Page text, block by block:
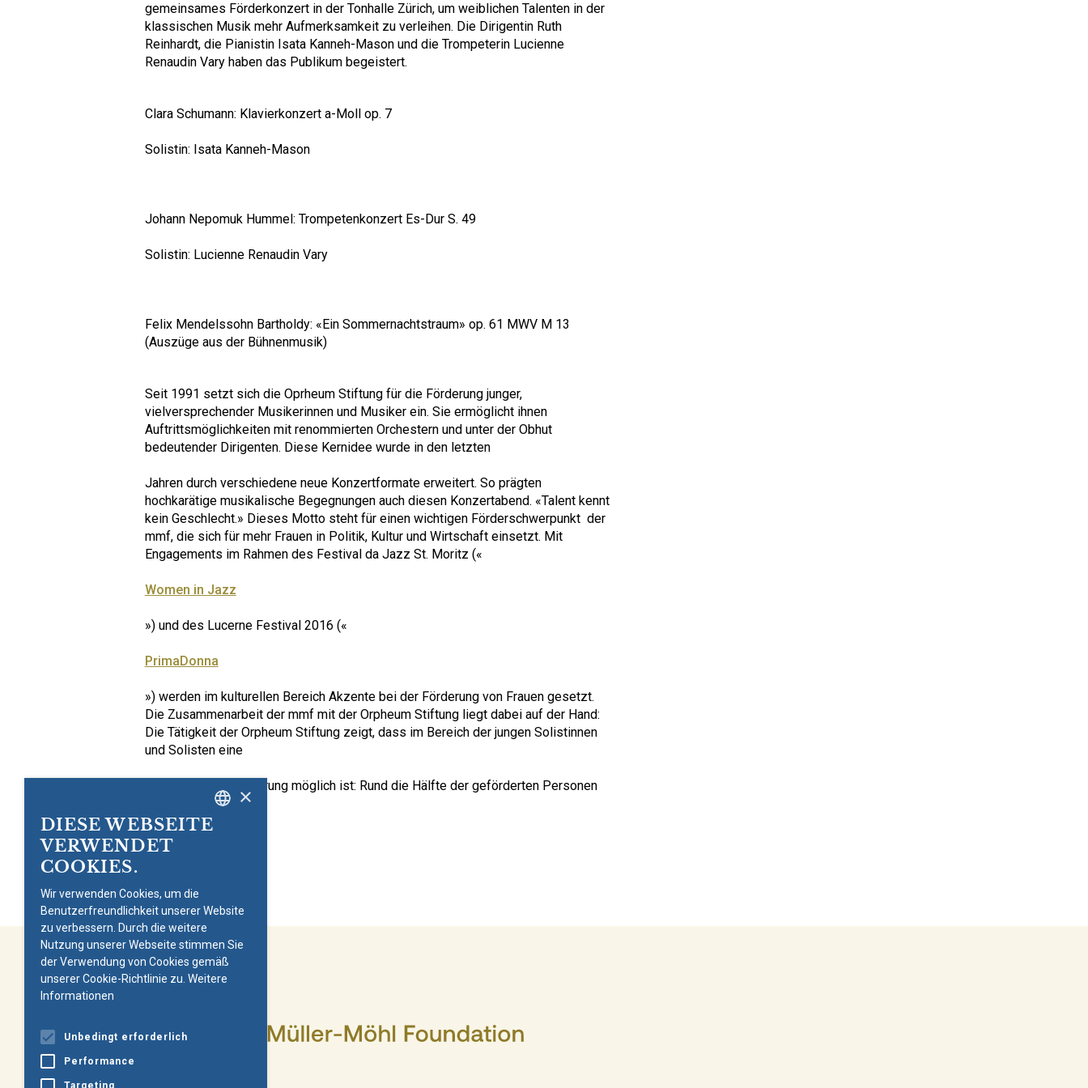
gemeinsames Förderkonzert in der Tonhalle Zürich, um weiblichen Talenten in der
klassischen Musik mehr Aufmerksamkeit zu verleihen. Die Dirigentin Ruth
Reinhardt, die Pianistin Isata Kanneh-Mason und die Trompeterin Lucienne
Renaudin Vary haben das Publikum begeistert.
Clara Schumann: Klavierkonzert a-Moll op. 7
Solistin: Isata Kanneh-Mason
Johann Nepomuk Hummel: Trompetenkonzert Es-Dur S. 49
Solistin: Lucienne Renaudin Vary
Felix Mendelssohn Bartholdy: «Ein Sommernachtstraum» op. 61 MWV M 13
(Auszüge aus der Bühnenmusik)
Seit 1991 setzt sich die Oprheum Stiftung für die Förderung junger,
vielversprechender Musikerinnen und Musiker ein. Sie ermöglicht ihnen
Auftrittsmöglichkeiten mit renommierten Orchestern und unter der Obhut
bedeutender Dirigenten. Diese Kernidee wurde in den letzten
Jahren durch verschiedene neue Konzertformate erweitert. So prägten
hochkarätige musikalische Begegnungen auch diesen Konzertabend. «Talent kennt
kein Geschlecht.» Dieses Motto steht für einen wichtigen Förderschwerpunkt der
mmf, die sich für mehr Frauen in Politik, Kultur und Wirtschaft einsetzt. Mit
Engagements im Rahmen des Festival da Jazz St. Moritz («
Women in Jazz
») und des Lucerne Festival 2016 («
PrimaDonna
») werden im kulturellen Bereich Akzente bei der Förderung von Frauen gesetzt.
Die Zusammenarbeit der mmf mit der Orpheum Stiftung liegt dabei auf der Hand:
Die Tätigkeit der Orpheum Stiftung zeigt, dass im Bereich der jungen Solistinnen
und Solisten eine
ausgeglichene Förderung möglich ist: Rund die Hälfte der geförderten Personen
waren weiblich.
×
DIESE WEBSEITE
VERWENDET
COOKIES.
Wir verwenden Cookies, um die
Benutzerfreundlichkeit unserer Website
zu verbessern. Durch die weitere
Nutzung unserer Webseite stimmen Sie
der Verwendung von Cookies gemäß
unserer Cookie-Richtlinie zu. Weitere
Informationen
Unbedingt erforderlich
Performance
Targeting